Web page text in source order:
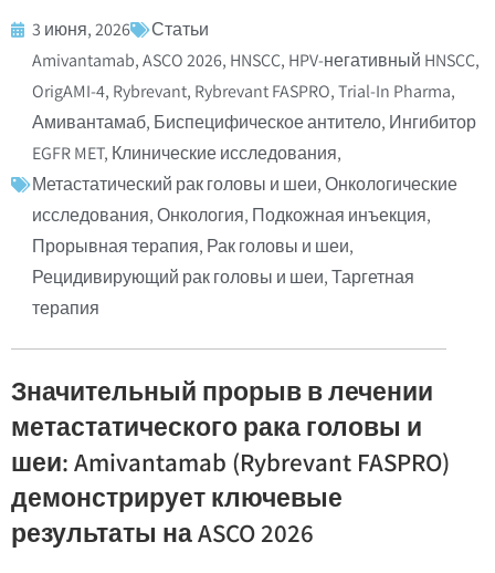
3 июня, 2026
Статьи
Amivantamab,ASCO 2026, HNSCC, HPV-негативный HNSCC,
OrigAMI-4, Rybrevant, Rybrevant FASPRO,Trial-In Pharma,
Амивантамаб, Биспецифическое антитело, Ингибитор
EGFR MET, Клинические исследования,
Метастатический рак головы и шеи,Онкологические
исследования,Онкология, Подкожная инъекция,
Прорывная терапия, Рак головы и шеи,
Рецидивирующий рак головы и шеи,Таргетная
терапия
Значительный прорыв в лечении
метастатического рака головы и
шеи: Amivantamab (Rybrevant FASPRO)
демонстрирует ключевые
результаты на ASCO 2026